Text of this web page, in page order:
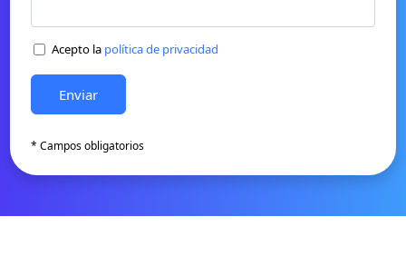
Acepto la política de privacidad
* Campos obligatorios